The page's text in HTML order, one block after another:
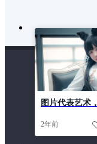
图片代表艺术
留下印象
2年前